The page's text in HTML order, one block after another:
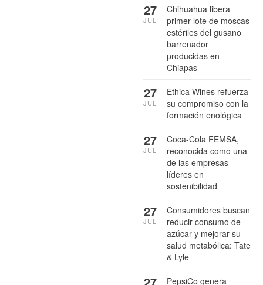
Chihuahua libera
primer lote de moscas
estériles del gusano
barrenador
producidas en
Chiapas
27
JUL
Ethica Wines refuerza
su compromiso con la
formación enológica
27
JUL
Coca-Cola FEMSA,
reconocida como una
de las empresas
líderes en
sostenibilidad
27
JUL
Consumidores buscan
reducir consumo de
azúcar y mejorar su
salud metabólica: Tate
& Lyle
27
JUL
PepsiCo genera